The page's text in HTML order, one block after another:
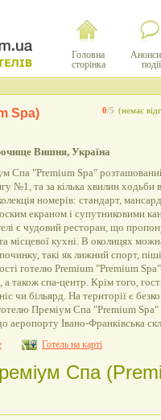
Головна
сторінка
події
0/5 (немає
Spa)
Вишня, Україна
Спа "Premium Spa"
№1, та за кілька хвилин ходьби
номерів: стандарт,
екраном і супутниковими
є чудовий ресторан, що
місцевої кухні. В околицях
такі як лижний спорт,
готелю Premium "Premium
а також спа-центр. Крім того,
чи більярд. На території є
Преміум Спа "Premium
аеропорту Івано-Франківська
Готель на карті
Спа